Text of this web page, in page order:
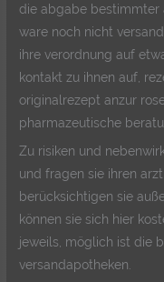
die abgabe bestimmter
ware noch nicht
ihre verordnung auf
kontakt zu ihnen auf,
originalrezept anzur
pharmazeutische
Zu risiken und
und fragen sie ihren
berücksichtigen sie
können sie sich hier
jeweils, möglich ist die
versandapotheken.